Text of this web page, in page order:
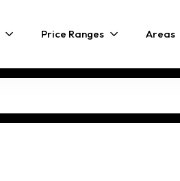
Price Ranges Areas